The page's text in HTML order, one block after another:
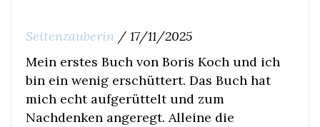
Seitenzauberin / 17/11/2025
Mein erstes Buch von Boris Koch und ich
bin ein wenig erschüttert. Das Buch hat
mich echt aufgerüttelt und zum
Nachdenken angeregt. Alleine die